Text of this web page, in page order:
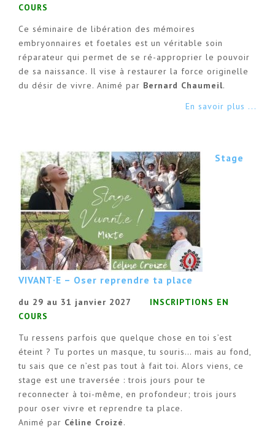
COURS
Ce séminaire de libération des mémoires
embryonnaires et foetales est un véritable soin
réparateur qui permet de se ré-approprier le pouvoir
de sa naissance. Il vise à restaurer la force originelle
du désir de vivre. Animé par Bernard Chaumeil.
En savoir plus ...
Stage
VIVANT·E – Oser reprendre ta place
du 29 au 31 janvier 2027
INSCRIPTIONS EN
COURS
Tu ressens parfois que quelque chose en toi s’est
éteint ? Tu portes un masque, tu souris… mais au fond,
tu sais que ce n’est pas tout à fait toi. Alors viens, ce
stage est une traversée : trois jours pour te
reconnecter à toi-même, en profondeur; trois jours
pour oser vivre et reprendre ta place.
Animé par Céline Croizé.